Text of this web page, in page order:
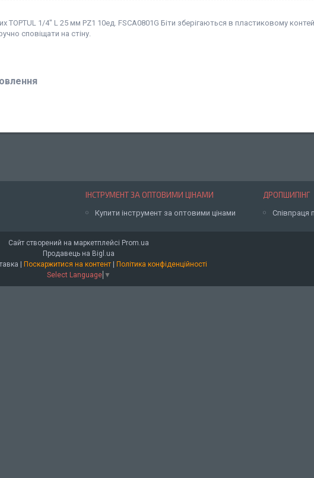
TOPTUL 1/4" L 25 мм PZ1 10ед. FSCA0801G Біти зберігаються в пластиковому
сповіщати на стіну.
ІНСТРУМЕНТ ЗА ОПТОВИМИ ЦІНАМИ
Купити інструмент за оптовими цінами
ДРОПШИПІНГ
Співпраця
Сайт створений на маркетплейсі Prom.ua
Продавець на Bigl.ua
ІнструментПоставка | Поскаржитися на контент | Політика конфіденційності
Select Language ▼